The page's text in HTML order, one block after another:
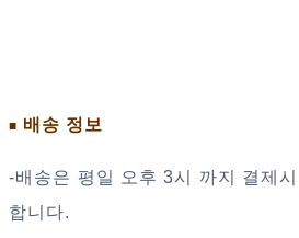
■ 배송 정보
-배송은 평일 오후 3시 까지 결제
합니다.